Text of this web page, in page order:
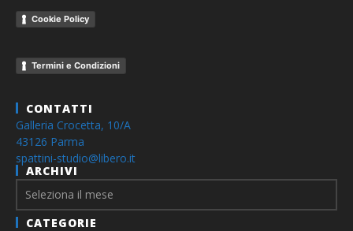
Cookie Policy
Termini e Condizioni
CONTATTI
Galleria Crocetta, 10/A
43126 Parma
spattini-studio@libero.it
ARCHIVI
CATEGORIE